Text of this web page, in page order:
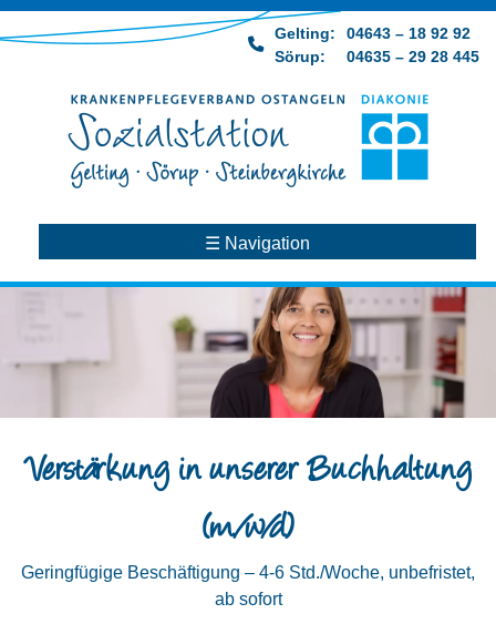
Skip
to
Gelting:
04643 – 18 92 92
Sörup:
04635 – 29 28 445
☰ Navigation
Verstärkung in unserer Buchhaltung
(m/w/d)
Geringfügige Beschäftigung – 4-6 Std./Woche, unbefristet,
ab sofort